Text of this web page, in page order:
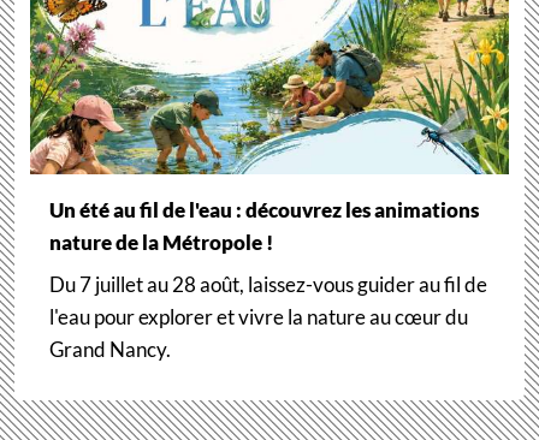
Un été au fil de l'eau : découvrez les animations
nature de la Métropole !
Du 7 juillet au 28 août, laissez-vous guider au fil de
l'eau pour explorer et vivre la nature au cœur du
Grand Nancy.